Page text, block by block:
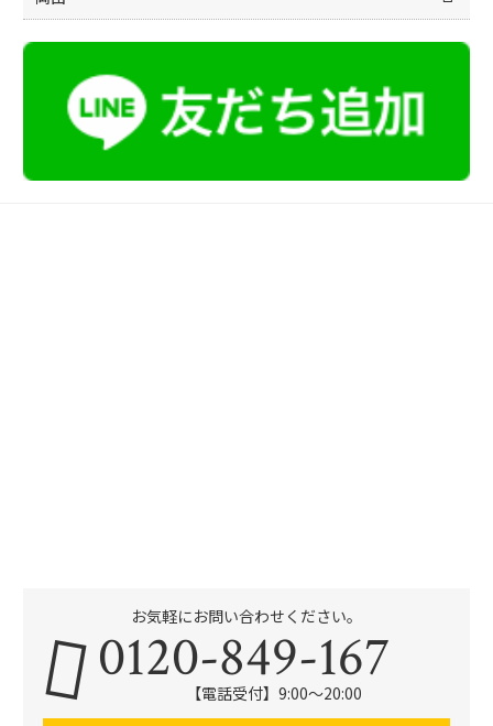
お気軽にお問い合わせください。
0120-849-167
【電話受付】9:00〜20:00